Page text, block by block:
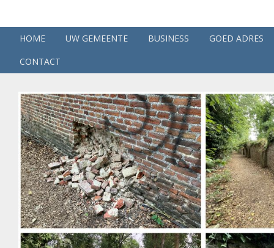
HOME UW GEMEENTE BUSINESS
GOED ADRES
CONTACT